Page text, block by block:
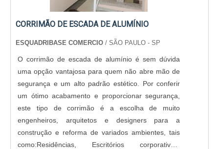
CORRIMÃO DE ESCADA DE ALUMÍNIO
ESQUADRIBASE COMERCIO/ SÃO PAULO - SP
O corrimão de escada de alumínio é sem dúvida
uma opção vantajosa para quem não abre mão de
segurança e um alto padrão estético. Por conferir
um ótimo acabamento e proporcionar segurança,
este tipo de corrimão é a escolha de muito
engenheiros, arquitetos e designers para a
construção e reforma de variados ambientes, tais
como:Residências, Escritórios corporativos,